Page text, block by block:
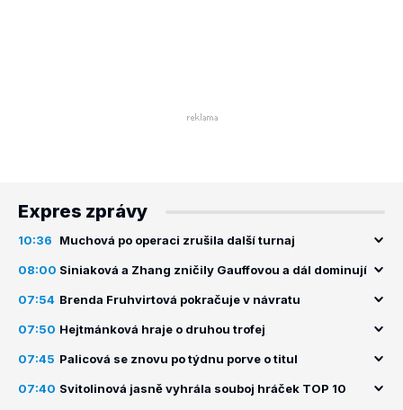
Expres zprávy
10:36 Muchová po operaci zrušila další turnaj
08:00 Siniaková a Zhang zničily Gauffovou a dál dominují
07:54 Brenda Fruhvirtová pokračuje v návratu
07:50 Hejtmánková hraje o druhou trofej
07:45 Palicová se znovu po týdnu porve o titul
07:40 Svitolinová jasně vyhrála souboj hráček TOP 10